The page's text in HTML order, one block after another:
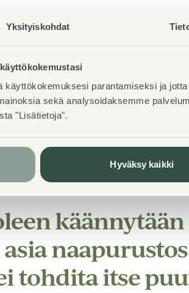
Yksityiskohdat
käyttökokemuksesi parantamiseksi ja
sekä analysoidaksemme
"Lisätietoja".
Hyväksy kaikki
asukkaalta. Nouseeko
kuulemaan asiasta.
ne kuuluvat Mirvan
kuten mihin
tohdita itse